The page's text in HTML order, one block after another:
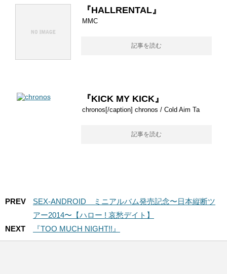
『HALLRENTAL』
MMC
記事を読む
『KICK MY KICK』
chronos[/caption] chronos / Cold Aim Ta
記事を読む
PREV
SEX-ANDROID ミニアルバム発売記念〜日本縦断ツ
アー2014〜【ハロー ! 哀愁デイト】
NEXT
『TOO MUCH NIGHT!!』